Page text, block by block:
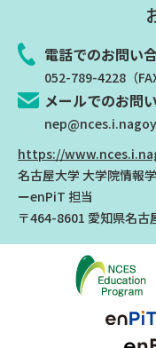
電話でのお問い
052-789-4228 （
メールでのお問
https://
名古屋大学 大学院情報
ーenPiT 担当
〒464-8601 愛知県名古